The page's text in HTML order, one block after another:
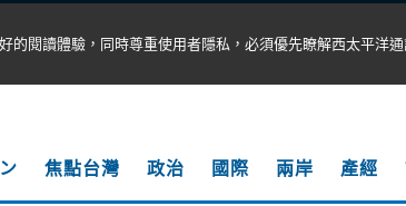
焦點台灣 政治 國際 兩岸 產經
的閱讀體驗，同時尊重使用者隱私，必須優先瞭解西太平洋